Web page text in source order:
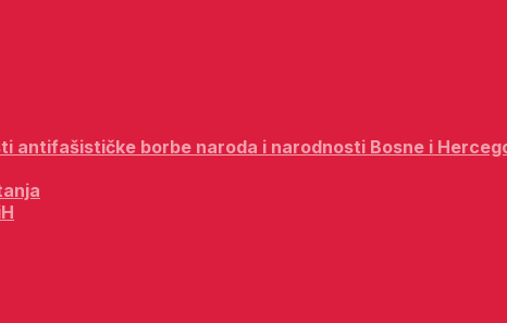
antifašističke borbe naroda i narodnosti Bosne i